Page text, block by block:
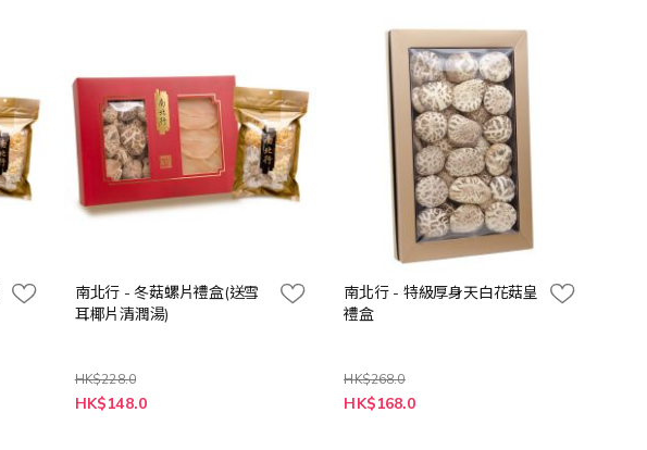
南北行 - 冬菇螺片禮盒(送雪
耳椰片清潤湯)
HK$228.0
特
殊
HK$148.0
南北行 - 特級厚身天白花菇皇
禮盒
HK$268.0
特
殊
HK$168.0